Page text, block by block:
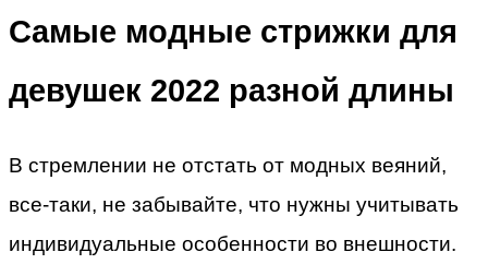
Самые модные стрижки для
девушек 2022 разной длины
В стремлении не отстать от модных веяний,
все-таки, не забывайте, что нужны учитывать
индивидуальные особенности во внешности.